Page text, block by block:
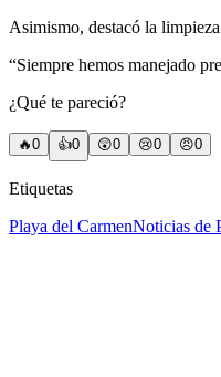
Asimismo, destacó la
“Siempre hemos manejado
¿Qué te pareció?
🔥0 👍0 😲0 😢0 😠0
Etiquetas
Playa del CarmenNoticias de